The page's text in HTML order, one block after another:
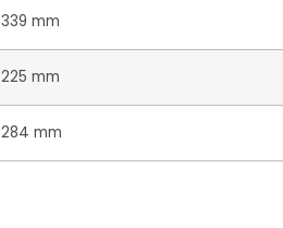
339 mm
225 mm
284 mm